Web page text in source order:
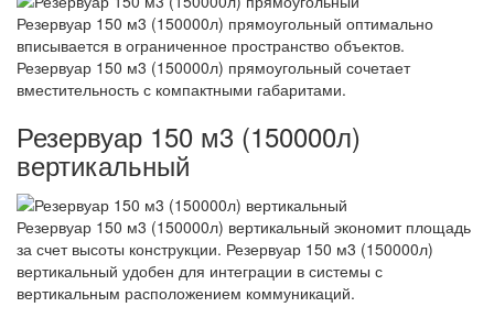
Резервуар 150 м3 (150000л) прямоугольный оптимально
вписывается в ограниченное пространство объектов.
Резервуар 150 м3 (150000л) прямоугольный сочетает
вместительность с компактными габаритами.
Резервуар 150 м3 (150000л)
вертикальный
Резервуар 150 м3 (150000л) вертикальный экономит площадь
за счет высоты конструкции. Резервуар 150 м3 (150000л)
вертикальный удобен для интеграции в системы с
вертикальным расположением коммуникаций.